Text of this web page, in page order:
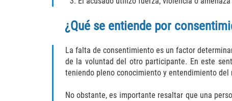
¿Qué se entiende por
La falta de consentimiento es un factor
de la voluntad del otro participante. En este
teniendo pleno conocimiento y entendimiento del
No obstante, es importante resaltar que una